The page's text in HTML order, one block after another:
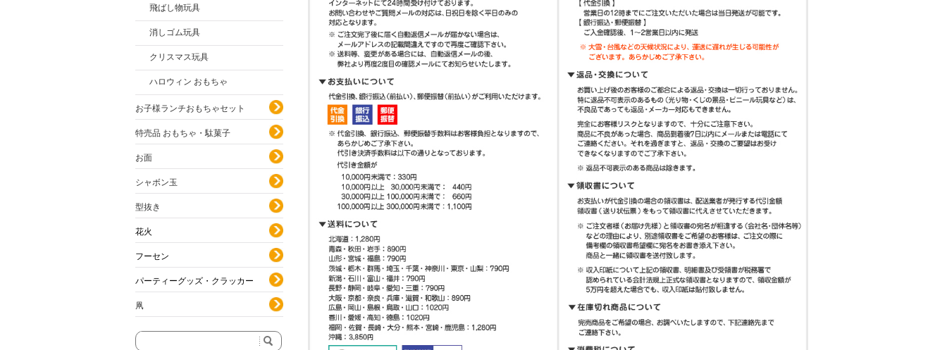
飛ばし物玩具
消しゴム玩具
クリスマス玩具
ハロウィン おもちゃ
お子様ランチおもちゃセット
特売品 おもちゃ・駄菓子
お面
シャボン玉
型抜き
花火
フーセン
パーティーグッズ・クラッカー
凧